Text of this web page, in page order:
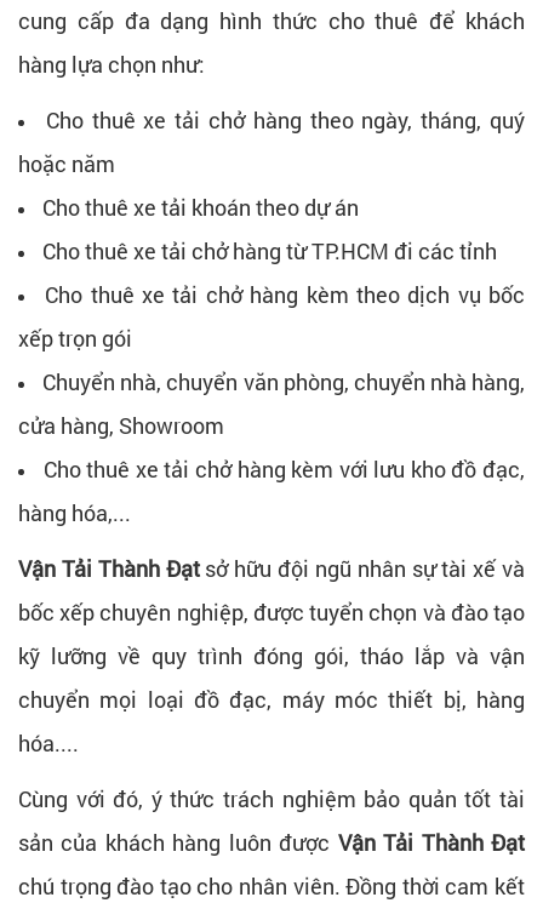
cung cấp đa dạng hình thức cho thuê để khách
hàng lựa chọn như:
Cho thuê xe tải chở hàng theo ngày, tháng, quý
hoặc năm
Cho thuê xe tải khoán theo dự án
Cho thuê xe tải chở hàng từ TP.HCM đi các tỉnh
Cho thuê xe tải chở hàng kèm theo dịch vụ bốc
xếp trọn gói
Chuyển nhà, chuyển văn phòng, chuyển nhà hàng,
cửa hàng, Showroom
Cho thuê xe tải chở hàng kèm với lưu kho đồ đạc,
hàng hóa,...
Vận Tải Thành Đạtsở hữu đội ngũ nhân sự tài xế và
bốc xếp chuyên nghiệp, được tuyển chọn và đào tạo
kỹ lưỡng về quy trình đóng gói, tháo lắp và vận
chuyển mọi loại đồ đạc, máy móc thiết bị, hàng
hóa....
Cùng với đó, ý thức trách nghiệm bảo quản tốt tài
sản của khách hàng luôn được Vận Tải Thành Đạt
chú trọng đào tạo cho nhân viên. Đồng thời cam kết